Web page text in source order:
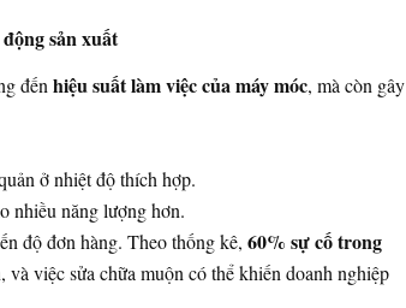
sản xuất
đếnhiệu suất làm việc của máy móc, mà còn gây
ở nhiệt độ thích hợp.
nhiều năng lượng hơn.
độ đơn hàng. Theo thống kê, 60% sự cố trong
, và việc sửa chữa muộn có thể khiến doanh nghiệp